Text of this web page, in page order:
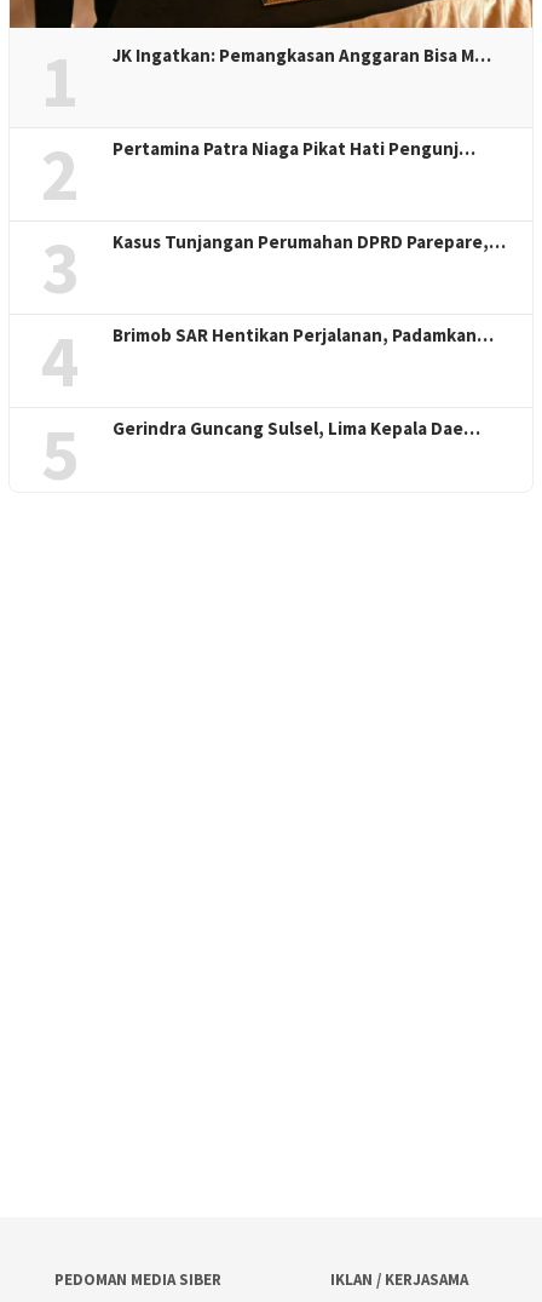
1 JK Ingatkan: Pemangkasan Anggaran Bisa M…
2 Pertamina Patra Niaga Pikat Hati Pengunj…
3 Kasus Tunjangan Perumahan DPRD Parepare,…
4 Brimob SAR Hentikan Perjalanan, Padamkan…
5 Gerindra Guncang Sulsel, Lima Kepala Dae…
PEDOMAN MEDIA SIBER IKLAN / KERJASAMA